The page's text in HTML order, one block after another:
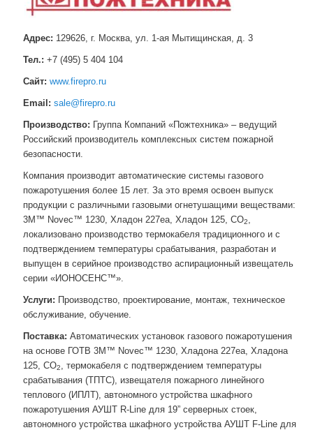
Адрес: 129626, г. Москва, ул. 1-ая Мытищинская, д. 3
Тел.: +7 (495) 5 404 104
Сайт: www.firepro.ru
Email: sale@firepro.ru
Производство: Группа Компаний «Пожтехника» – ведущий
Российский производитель комплексных систем пожарной
безопасности.
Компания производит автоматические системы газового
пожаротушения более 15 лет. За это время освоен выпуск
продукции с различными газовыми огнетушащими веществами:
3M™ Novec™ 1230, Хладон 227еа, Хладон 125, СО2
локализовано производство термокабеля традиционного и с
подтверждением температуры срабатывания, разработан и
выпущен в серийное производство аспирационный извещатель
серии «ИОНОСЕНС™».
Услуги: Производство, проектирование, монтаж, техническое
обслуживание, обучение.
Поставка: Автоматических установок газового пожаротушения
на основе ГОТВ 3M™ Novec™ 1230, Хладона 227еа, Хладона
125, СО2
, термокабеля с подтверждением температуры
срабатывания (ТПТС), извещателя пожарного линейного
теплового (ИПЛТ), автономного устройства шкафного
пожаротушения АУШТ R-Line для 19” серверных стоек,
автономного устройства шкафного устройства АУШТ F-Line для